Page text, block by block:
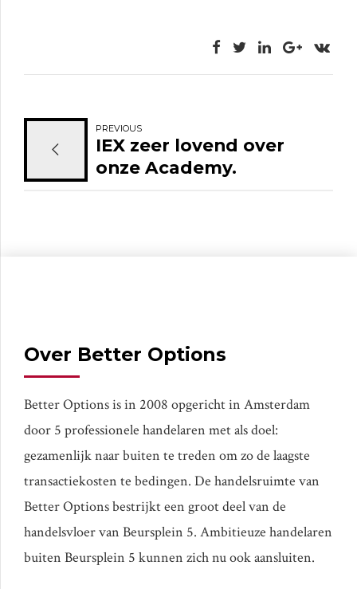
PREVIOUS
IEX zeer lovend over
onze Academy.
Over Better Options
Better Options is in 2008 opgericht in Amsterdam
door 5 professionele handelaren met als doel:
gezamenlijk naar buiten te treden om zo de laagste
transactiekosten te bedingen. De handelsruimte van
Better Options bestrijkt een groot deel van de
handelsvloer van Beursplein 5. Ambitieuze handelaren
buiten Beursplein 5 kunnen zich nu ook aansluiten.